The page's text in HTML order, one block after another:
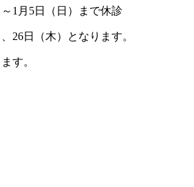
1月5日（日）まで休診
26日（木）となります。
す。